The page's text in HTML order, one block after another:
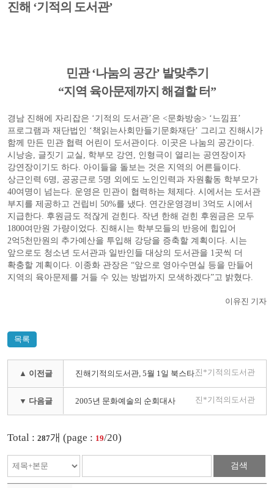
진해 ‘기적의 도서관’
민관 ‘나눔의 공간’ 발맞추기
“지역 육아문제까지 해결할 터”
경남 진해에 자리잡은 ‘기적의 도서관’은 <문화방송> ‘느낌표’
프로그램과 재단법인 ‘책읽는사회만들기문화재단’ 그리고 진해시가
함께 만든 민관 협력 어린이 도서관이다. 이곳은 나눔의 공간이다.
시낭송, 글짓기 교실, 학부모 강연, 인형극이 열리는 공연장이자
강연장이기도 하다. 아이들을 돌보는 것은 지역의 어른들이다.
상근인력 6명, 공공근로 5명 외에도 노인인력과 자원활동 학부모가
40여명이 넘는다. 운영은 민관이 협력하는 체제다. 시에서는 도서관
부지를 제공하고 건립비 50%를 냈다. 연간운영경비 3억도 시에서
지급한다. 후원금도 적잖게 걷힌다. 작년 한해 걷힌 후원금은 모두
1800여만원 가량이었다. 진해시는 학부모들의 반응에 힙입어
2억5천만원의 추가예산을 투입해 강당을 증축할 계획이다. 시는
앞으로도 청소년 도서관과 일반인들 대상의 도서관을 1곳씩 더
확충할 계획이다. 이종화 관장은 “앞으로 영아수면실 등을 만들어
지역의 육아문제를 거들 수 있는 방법까지 모색하겠다”고 밝혔다.
이유진 기자
목록
▲ 이전글 진해기적의도서관, 5월 1일 북스타트 발족
진*기적의도서관
▼ 다음글 2005년 문화예술의 순회대사 진*기적의도서관
Total : 287개 (page : 19/20)
검색